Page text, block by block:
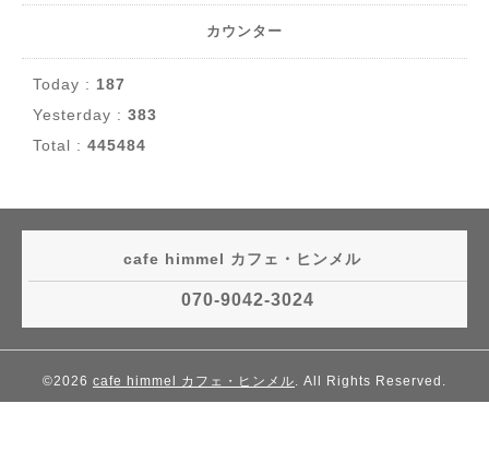
カウンター
Today : 187
Yesterday : 383
Total : 445484
cafe himmel カフェ・ヒンメル
070-9042-3024
©2026 cafe himmel カフェ・ヒンメル. All Rights Reserved.